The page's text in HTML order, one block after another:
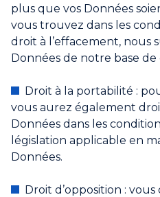
plus que vos Données
vous trouvez dans les
droit à l’effacement, nous
Données de notre base de
Droit à la portabilité :
vous aurez également
Données dans les
législation applicable en
Données.
Droit d’opposition : vous